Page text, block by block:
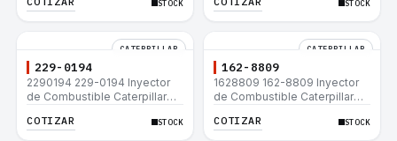
3516C 854G 992G
STOCK
3516C 854G 992G
STOCK
CATERPILLAR
229-0194
2290194 229-0194 Inyector
de Combustible Caterpillar®
3516C 854G 992G
COTIZAR STOCK
CATERPILLAR
162-8809
1628809 162-8809 Inyector
de Combustible Caterpillar®
3516C 854G 992G
COTIZAR STOCK